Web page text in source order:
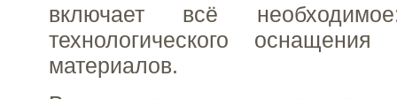
включает всё
технологического
материалов.